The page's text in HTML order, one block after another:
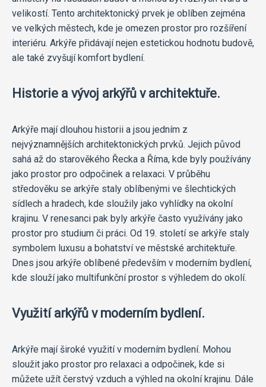
velikostí. Tento architektonický prvek je oblíben zejména
ve velkých městech, kde je omezen prostor pro rozšíření
interiéru. Arkýře přidávají nejen estetickou hodnotu budově,
ale také zvyšují komfort bydlení.
Historie a vývoj arkýřů v architektuře.
Arkýře mají dlouhou historii a jsou jedním z
nejvýznamnějších architektonických prvků. Jejich původ
sahá až do starověkého Řecka a Říma, kde byly používány
jako prostor pro odpočinek a relaxaci. V průběhu
středověku se arkýře staly oblíbenými ve šlechtických
sídlech a hradech, kde sloužily jako vyhlídky na okolní
krajinu. V renesanci pak byly arkýře často využívány jako
prostor pro studium či práci. Od 19. století se arkýře staly
symbolem luxusu a bohatství ve městské architektuře.
Dnes jsou arkýře oblíbené především v moderním bydlení,
kde slouží jako multifunkční prostor s výhledem do okolí.
Využití arkýřů v moderním bydlení.
Arkýře mají široké využití v moderním bydlení. Mohou
sloužit jako prostor pro relaxaci a odpočinek, kde si
můžete užít čerstvý vzduch a výhled na okolní krajinu. Dále